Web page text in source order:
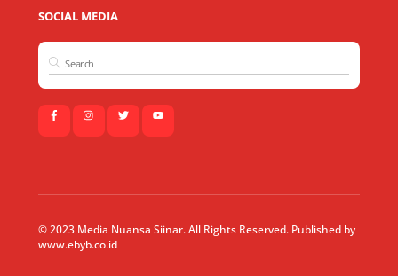
SOCIAL MEDIA
© 2023 Media Nuansa Siinar. All Rights Reserved. Published by
www.ebyb.co.id